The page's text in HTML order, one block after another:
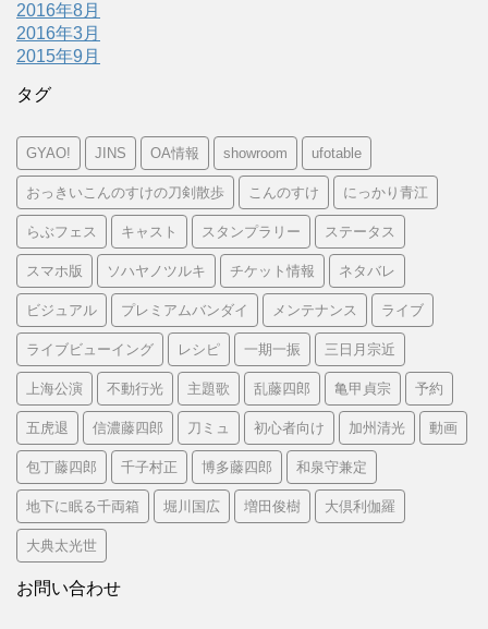
2016年8月
2016年3月
2015年9月
タグ
GYAO! JINS OA情報 showroom ufotable
おっきいこんのすけの刀剣散歩 こんのすけ にっかり青江
らぶフェス キャスト スタンプラリー ステータス
スマホ版 ソハヤノツルキ チケット情報 ネタバレ
ビジュアル プレミアムバンダイ メンテナンス ライブ
ライブビューイング レシピ 一期一振 三日月宗近
上海公演 不動行光 主題歌 乱藤四郎 亀甲貞宗 予約
五虎退 信濃藤四郎 刀ミュ 初心者向け 加州清光 動画
包丁藤四郎 千子村正 博多藤四郎 和泉守兼定
地下に眠る千両箱 堀川国広 増田俊樹 大倶利伽羅
大典太光世
お問い合わせ